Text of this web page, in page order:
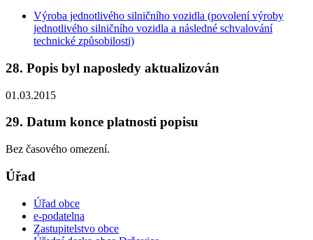
Výroba jednotlivého silničního vozidla (povolení výroby
jednotlivého silničního vozidla a následné schvalování
technické způsobilosti)
28. Popis byl naposledy aktualizován
01.03.2015
29. Datum konce platnosti popisu
Bez časového omezení.
Úřad
Úřad obce
e-podatelna
Zastupitelstvo obce